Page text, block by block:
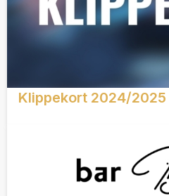
Klippekort 2024/2025